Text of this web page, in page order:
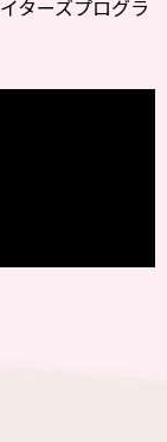
ターズプログラ